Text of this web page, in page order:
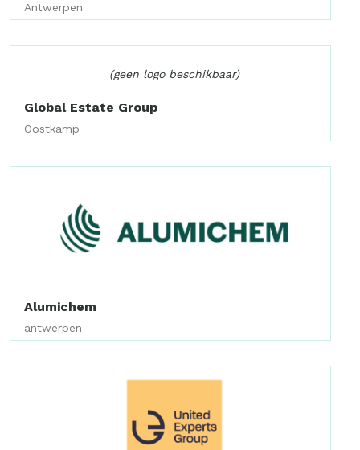
Antwerpen
(geen logo beschikbaar)
Global Estate Group
Oostkamp
Alumichem
antwerpen